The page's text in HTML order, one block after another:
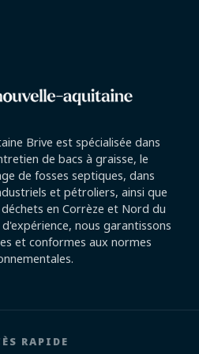
Brive est spécialisée dans
de bacs à graisse, le
de fosses septiques, dans
et pétroliers, ainsi que
en Corrèze et Nord du
nous garantissons
et conformes aux normes
RAPIDE